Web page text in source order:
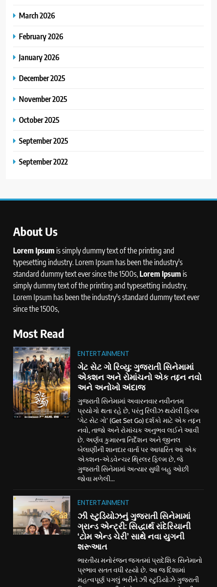
March 2026
February 2026
January 2026
December 2025
November 2025
October 2025
September 2025
September 2022
About Us
Lorem Ipsum is simply dummy text of the printing and
typesetting industry. Lorem Ipsum has been the industry's
standard dummy text ever since the 1500s,Lorem Ipsum is
simply dummy text of the printing and typesetting industry.
Lorem Ipsum has been the industry's standard dummy text ever
since the 1500s,
Most Read
ENTERTAINMENT
ગેટ સેટ ગો રિવ્યુ: ગુજરાતી સિનેમામાં
એક્શન અને રોમાંચનો એક તદ્દન નવો
અને અનોખો અંદાજ
ગુજરાતી સિનેમામાં અવારનવાર નવીનતમ
પ્રયોગો થતા રહે છે, પરંતુ રિલીઝ થયેલી ફિલ્મ
‘ગેટ સેટ ગો’ (Get Set Go) દર્શકો માટે એક તદ્દન
નવો, તાજો અને રોમાંચક અનુભવ લઈને આવી
છે. અર્ણવ કુમારના નિર્દેશન અને જીનલ
બેલાણીની શાનદાર વાર્તા પર આધારિત આ એક
એક્શન-એડવેન્ચર થ્રિલર ફિલ્મ છે, જે
ગુજરાતી સિનેમામાં અત્યાર સુધી બહુ ઓછી
જોવા મળેલી...
ENTERTAINMENT
ઝી સ્ટુડિયોઝનું ગુજરાતી સિનેમામાં
ગ્રાન્ડ એન્ટ્રી: સિદ્ધાર્થ રાંદેરિયાની
‘ટોમ એન્ડ ચેરી’ સાથે નવા યુગની
શરૂઆત
ભારતીય મનોરંજન જગતમાં પ્રાદેશિક સિનેમાનો
પ્રભાવ સતત વધી રહ્યો છે. આ જ દિશામાં
મહત્વપૂર્ણ પગલું ભરીને ઝી સ્ટુડિયોઝે ગુજરાતી